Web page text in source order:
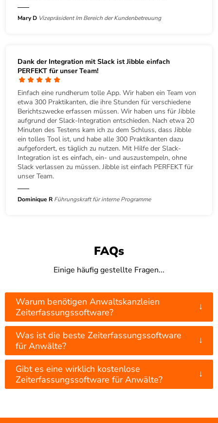
Mary D Vizepräsident Im Bereich der Kundenbetreuung
Dank der Integration mit Slack ist Jibble einfach
PERFEKT für unser Team!
Einfach eine rundherum tolle App. Wir haben ein Team von
etwa 300 Praktikanten, die ihre Stunden für verschiedene
Berichtszwecke erfassen müssen. Wir haben uns für Jibble
aufgrund der Slack-Integration entschieden. Nach etwa 20
Minuten des Testens kam ich zu dem Schluss, dass Jibble
ein tolles Tool ist, und habe alle 300 Praktikanten dazu
aufgefordert, es täglich zu nutzen. Mit Hilfe der Slack-
Integration ist es einfach, ein- und auszustempeln, ohne
Slack verlassen zu müssen. Jibble ist einfach PERFEKT für
unser Team.
Dominique R Führungskraft für interne Programme
FAQs
Einige häufig gestellte Fragen...
Warum benötigen Anwaltskanzleien
Zeiterfassungssoftware?
↓
Was ist die beste Zeiterfassungssoftware
für Anwälte?
↓
Gibt es eine wirklich kostenlose
Zeiterfassungssoftware für Anwälte?
↓